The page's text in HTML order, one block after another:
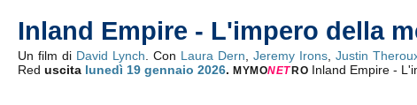
Inland Empire - L'impero della
Un film di David Lynch . Con Laura Dern Jeremy Irons, Justin
Reduscita lunedì 19 gennaio 2026.MYMONET RO Inland Empire -